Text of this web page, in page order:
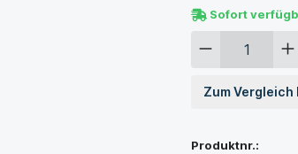
Sofort
Zum Vergleich
Produktnr.: